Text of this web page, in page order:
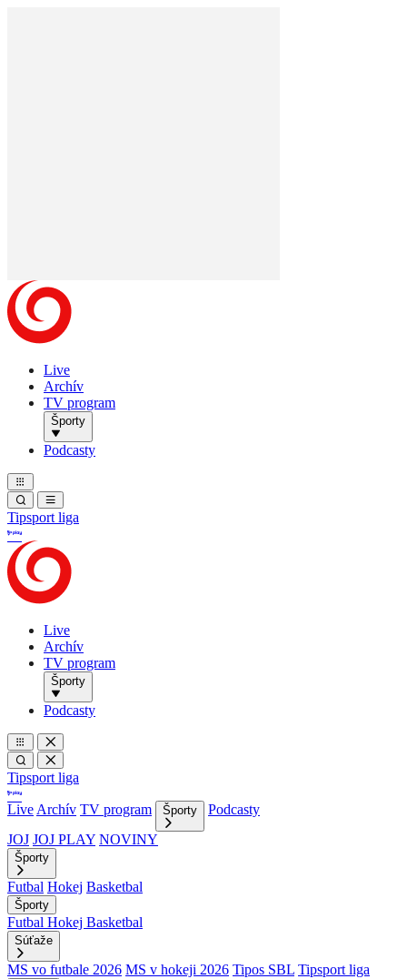
Live
Archív
TV program
Športy
Podcasty
Tipsport liga
Live
Archív
TV program
Športy
Podcasty
Tipsport liga
Live Archív TV program Športy
Podcasty
JOJ JOJ PLAY NOVINY
Športy
Futbal Hokej Basketbal
Športy
Futbal Hokej Basketbal
Súťaže
MS vo futbale 2026 MS v hokeji 2026 Tipos SBL Tipsport liga